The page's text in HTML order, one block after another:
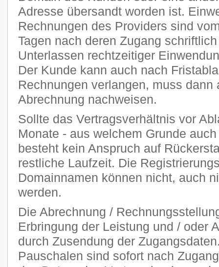
Adresse übersandt worden ist.
Rechnungen des Providers sind
Tagen nach deren Zugang
Unterlassen rechtzeitiger
Der Kunde kann auch nach
Rechnungen verlangen, muss
Abrechnung nachweisen.
Sollte das Vertragsverhältnis vor
Monate - aus welchem Grunde
besteht kein Anspruch auf
restliche Laufzeit. Die
Domainnamen können nicht, auch
werden.
Die Abrechnung /
Erbringung der Leistung und / oder
durch Zusendung der
Pauschalen sind sofort nach